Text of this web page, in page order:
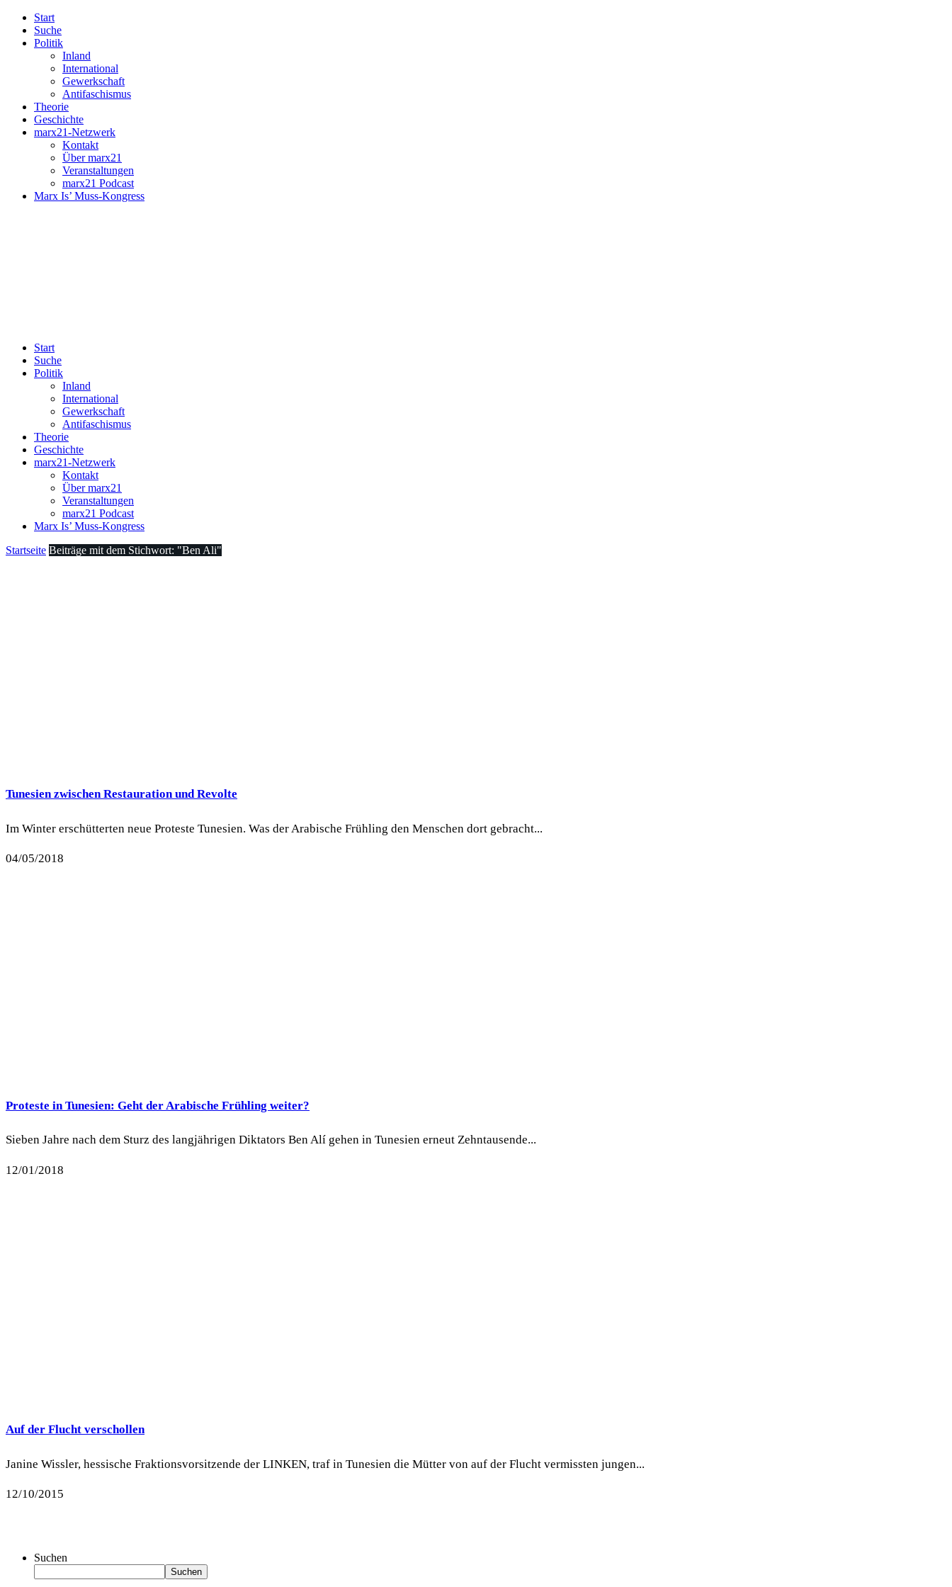
Start
Suche
Politik
Inland
International
Gewerkschaft
Antifaschismus
Theorie
Geschichte
marx21-Netzwerk
Kontakt
Über marx21
Veranstaltungen
marx21 Podcast
Marx Is’ Muss-Kongress
Start
Suche
Politik
Inland
International
Gewerkschaft
Antifaschismus
Theorie
Geschichte
marx21-Netzwerk
Kontakt
Über marx21
Veranstaltungen
marx21 Podcast
Marx Is’ Muss-Kongress
Startseite Beiträge mit dem Stichwort: "Ben Ali"
Tunesien zwischen Restauration und Revolte
Im Winter erschütterten neue Proteste Tunesien. Was der Arabische Frühling den Menschen dort gebracht...
04/05/2018
Proteste in Tunesien: Geht der Arabische Frühling weiter?
Sieben Jahre nach dem Sturz des langjährigen Diktators Ben Alí gehen in Tunesien erneut Zehntausende...
12/01/2018
Auf der Flucht verschollen
Janine Wissler, hessische Fraktionsvorsitzende der LINKEN, traf in Tunesien die Mütter von auf der Flucht vermissten jungen...
12/10/2015
Suchen
Suchen